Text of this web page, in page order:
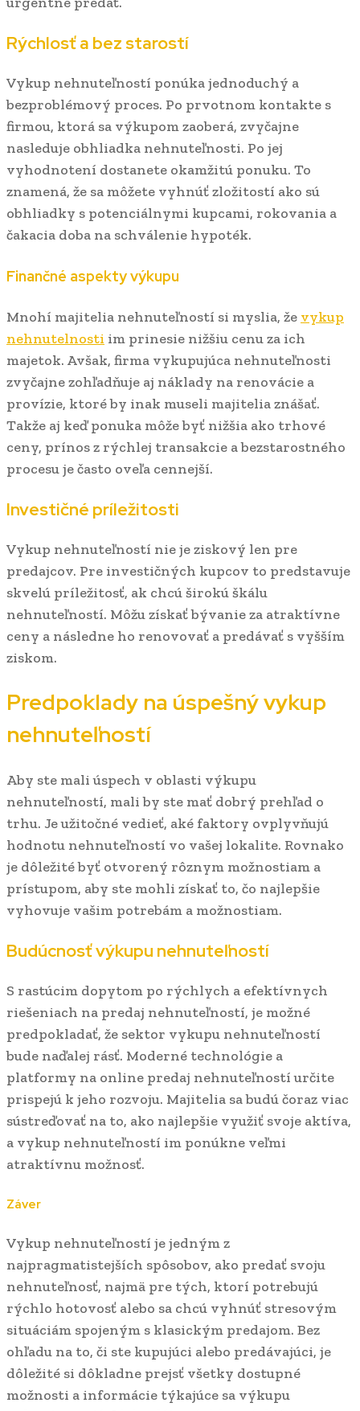
Rýchlosť a bez starostí
Vykup nehnuteľností ponúka jednoduchý a
bezproblémový proces. Po prvotnom kontakte s
firmou, ktorá sa výkupom zaoberá, zvyčajne
nasleduje obhliadka nehnuteľnosti. Po jej
vyhodnotení dostanete okamžitú ponuku. To
znamená, že sa môžete vyhnúť zložitostí ako sú
obhliadky s potenciálnymi kupcami, rokovania a
čakacia doba na schválenie hypoték.
Finančné aspekty výkupu
Mnohí majitelia nehnuteľností si myslia, že vykup
nehnutelnosti im prinesie nižšiu cenu za ich
majetok. Avšak, firma vykupujúca nehnuteľnosti
zvyčajne zohľadňuje aj náklady na renovácie a
provízie, ktoré by inak museli majitelia znášať.
Takže aj keď ponuka môže byť nižšia ako trhové
ceny, prínos z rýchlej transakcie a bezstarostného
procesu je často oveľa cennejší.
Investičné príležitosti
Vykup nehnuteľností nie je ziskový len pre
predajcov. Pre investičných kupcov to predstavuje
skvelú príležitosť, ak chcú širokú škálu
nehnuteľností. Môžu získať bývanie za atraktívne
ceny a následne ho renovovať a predávať s vyšším
ziskom.
Predpoklady na úspešný vykup
nehnuteľností
Aby ste mali úspech v oblasti výkupu
nehnuteľností, mali by ste mať dobrý prehľad o
trhu. Je užitočné vedieť, aké faktory ovplyvňujú
hodnotu nehnuteľností vo vašej lokalite. Rovnako
je dôležité byť otvorený rôznym možnostiam a
prístupom, aby ste mohli získať to, čo najlepšie
vyhovuje vašim potrebám a možnostiam.
Budúcnosť výkupu nehnuteľností
S rastúcim dopytom po rýchlych a efektívnych
riešeniach na predaj nehnuteľností, je možné
predpokladať, že sektor vykupu nehnuteľností
bude naďalej rásť. Moderné technológie a
platformy na online predaj nehnuteľností určite
prispejú k jeho rozvoju. Majitelia sa budú čoraz viac
sústreďovať na to, ako najlepšie využiť svoje aktíva,
a vykup nehnuteľností im ponúkne veľmi
atraktívnu možnosť.
Záver
Vykup nehnuteľností je jedným z
najpragmatistejších spôsobov, ako predať svoju
nehnuteľnosť, najmä pre tých, ktorí potrebujú
rýchlo hotovosť alebo sa chcú vyhnúť stresovým
situáciám spojeným s klasickým predajom. Bez
ohľadu na to, či ste kupujúci alebo predávajúci, je
dôležité si dôkladne prejsť všetky dostupné
možnosti a informácie týkajúce sa výkupu